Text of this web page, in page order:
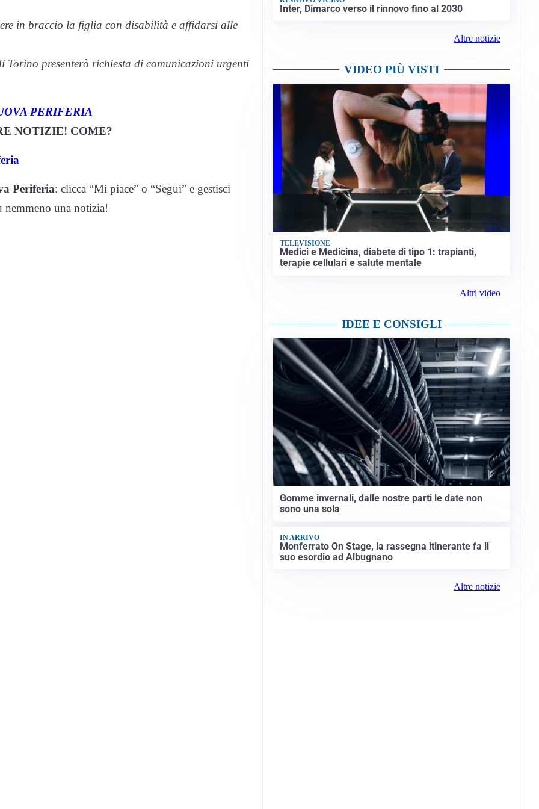
in braccio la figlia con disabilità e affidarsi alle
presenterò richiesta di comunicazioni urgenti
PERIFERIA
NOTIZIE! COME?
Periferia: clicca “Mi piace” o “Segui” e gestisci
una notizia!
Inter, Dimarco verso il rinnovo fino al 2030
Altre notizie
VIDEO PIÙ VISTI
TELEVISIONE
Medici e Medicina, diabete di tipo 1: trapianti,
terapie cellulari e salute mentale
Altri video
IDEE E CONSIGLI
Gomme invernali, dalle nostre parti le date non
sono una sola
IN ARRIVO
Monferrato On Stage, la rassegna itinerante fa il
suo esordio ad Albugnano
Altre notizie